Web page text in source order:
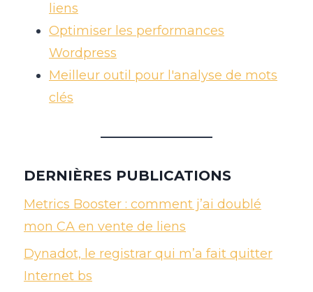
liens
Optimiser les performances
Wordpress
Meilleur outil pour l'analyse de mots
clés
DERNIÈRES PUBLICATIONS
Metrics Booster : comment j’ai doublé
mon CA en vente de liens
Dynadot, le registrar qui m’a fait quitter
Internet bs